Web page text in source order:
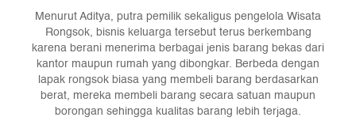
Menurut Aditya, putra pemilik sekaligus pengelola Wisata
Rongsok, bisnis keluarga tersebut terus berkembang
karena berani menerima berbagai jenis barang bekas dari
kantor maupun rumah yang dibongkar. Berbeda dengan
lapak rongsok biasa yang membeli barang berdasarkan
berat, mereka membeli barang secara satuan maupun
borongan sehingga kualitas barang lebih terjaga.